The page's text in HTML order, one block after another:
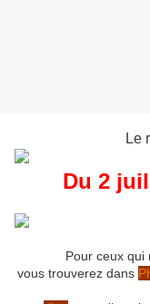
Le
Du 2
Pour ceux qui
vous trouverez dans